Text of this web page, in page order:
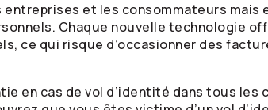
et les consommateurs
Chaque nouvelle technologie
ce qui risque d’occasionner des
en cas de vol d’identité dans tous les